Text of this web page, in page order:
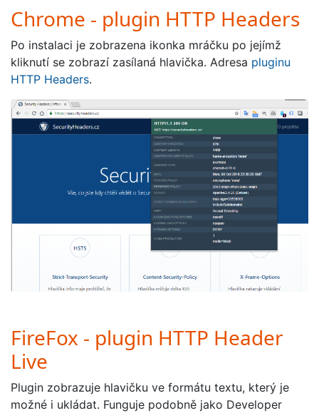
Chrome - plugin HTTP Headers
Po instalaci je zobrazena ikonka mráčku po jejímž
kliknutí se zobrazí zasílaná hlavička. Adresa pluginu
HTTP Headers.
FireFox - plugin HTTP Header
Live
Plugin zobrazuje hlavičku ve formátu textu, který je
možné i ukládat. Funguje podobně jako Developer